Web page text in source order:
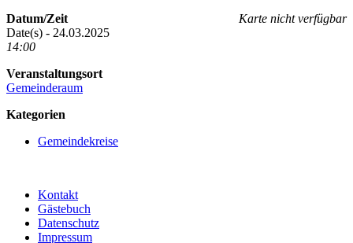
Karte nicht verfügbar
Datum/Zeit
Date(s) - 24.03.2025
14:00
Veranstaltungsort
Gemeinderaum
Kategorien
Gemeindekreise
Kontakt
Gästebuch
Datenschutz
Impressum